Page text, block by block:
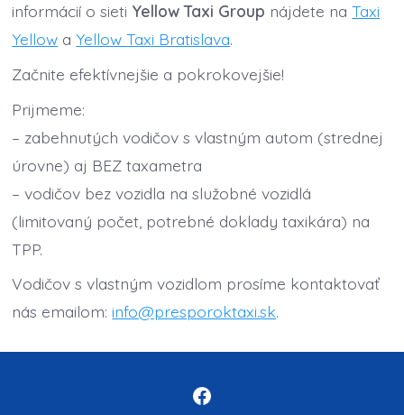
informácií o sieti Yellow Taxi Group nájdete naTaxi
Yellow a Yellow Taxi Bratislava.
Začnite efektívnejšie a pokrokovejšie!
Prijmeme:
– zabehnutých vodičov s vlastným autom (strednej
úrovne) aj BEZ taxametra
– vodičov bez vozidla na služobné vozidlá
(limitovaný počet, potrebné doklady taxikára) na
TPP.
Vodičov s vlastným vozidlom prosíme kontaktovať
nás emailom:info@presporoktaxi.sk.